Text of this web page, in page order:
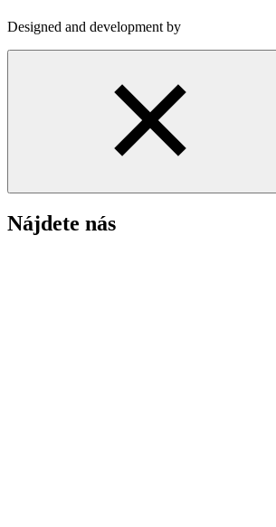
Designed and development by
Nájdete nás